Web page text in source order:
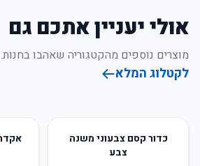
אולי יעניין אתכם גם
מוצרים נוספים מהקטגוריה שאהבו בחנות.
לקטלוג המלא
75
כדור קסם צבעוני משנה
צבע
67%